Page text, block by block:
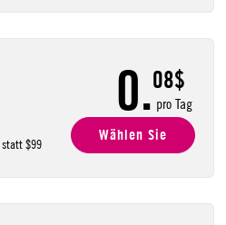
statt$99
0.08$
pro Tag
Wählen Sie